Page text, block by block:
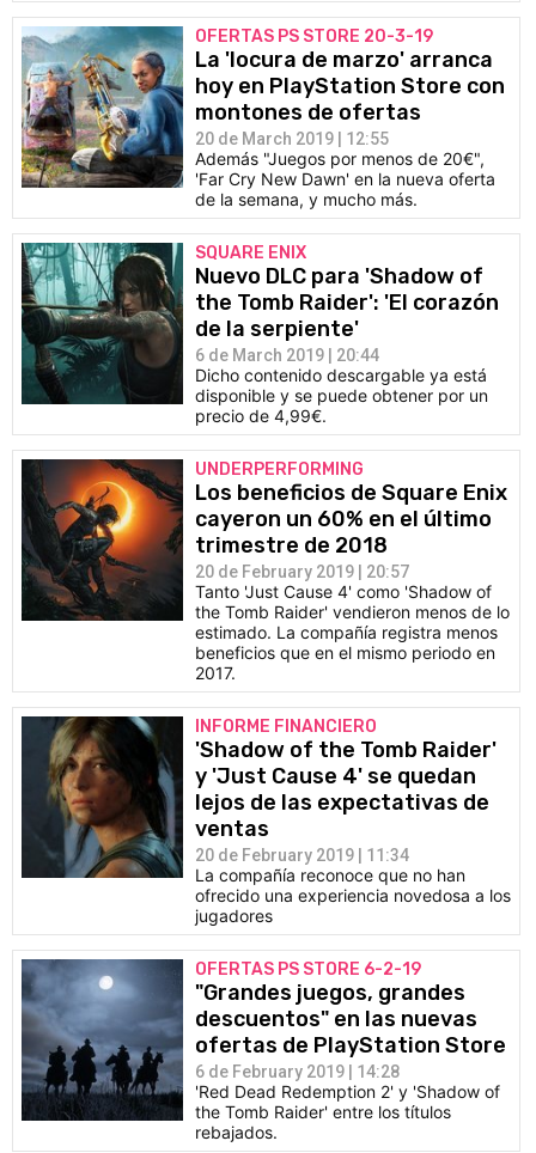
OFERTAS PS STORE 20-3-19
La 'locura de marzo' arranca
hoy en PlayStation Store con
montones de ofertas
20 de March 2019 | 12:55
Además "Juegos por menos de 20€",
'Far Cry New Dawn' en la nueva oferta
de la semana, y mucho más.
SQUARE ENIX
Nuevo DLC para 'Shadow of
the Tomb Raider': 'El corazón
de la serpiente'
6 de March 2019 | 20:44
Dicho contenido descargable ya está
disponible y se puede obtener por un
precio de 4,99€.
UNDERPERFORMING
Los beneficios de Square Enix
cayeron un 60% en el último
trimestre de 2018
20 de February 2019 | 20:57
Tanto 'Just Cause 4' como 'Shadow of
the Tomb Raider' vendieron menos de lo
estimado. La compañía registra menos
beneficios que en el mismo periodo en
2017.
INFORME FINANCIERO
'Shadow of the Tomb Raider'
y 'Just Cause 4' se quedan
lejos de las expectativas de
ventas
20 de February 2019 | 11:34
La compañía reconoce que no han
ofrecido una experiencia novedosa a los
jugadores
OFERTAS PS STORE 6-2-19
"Grandes juegos, grandes
descuentos" en las nuevas
ofertas de PlayStation Store
6 de February 2019 | 14:28
'Red Dead Redemption 2' y 'Shadow of
the Tomb Raider' entre los títulos
rebajados.